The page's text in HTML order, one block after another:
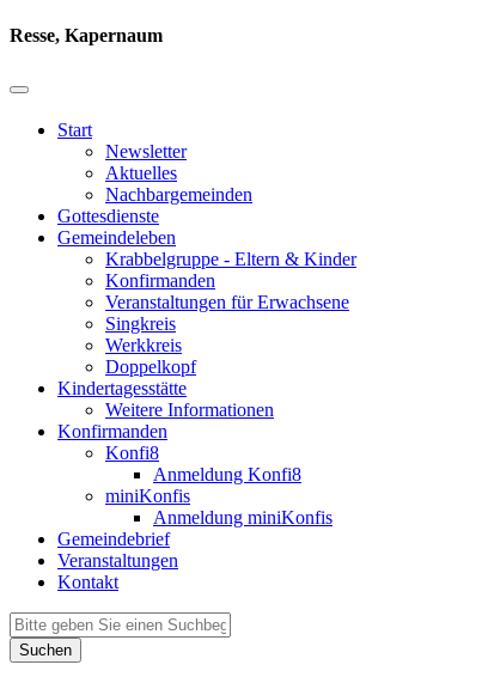
Resse, Kapernaum
Start
Newsletter
Aktuelles
Nachbargemeinden
Gottesdienste
Gemeindeleben
Krabbelgruppe - Eltern & Kinder
Konfirmanden
Veranstaltungen für Erwachsene
Singkreis
Werkkreis
Doppelkopf
Kindertagesstätte
Weitere Informationen
Konfirmanden
Konfi8
Anmeldung Konfi8
miniKonfis
Anmeldung miniKonfis
Gemeindebrief
Veranstaltungen
Kontakt
Suchen